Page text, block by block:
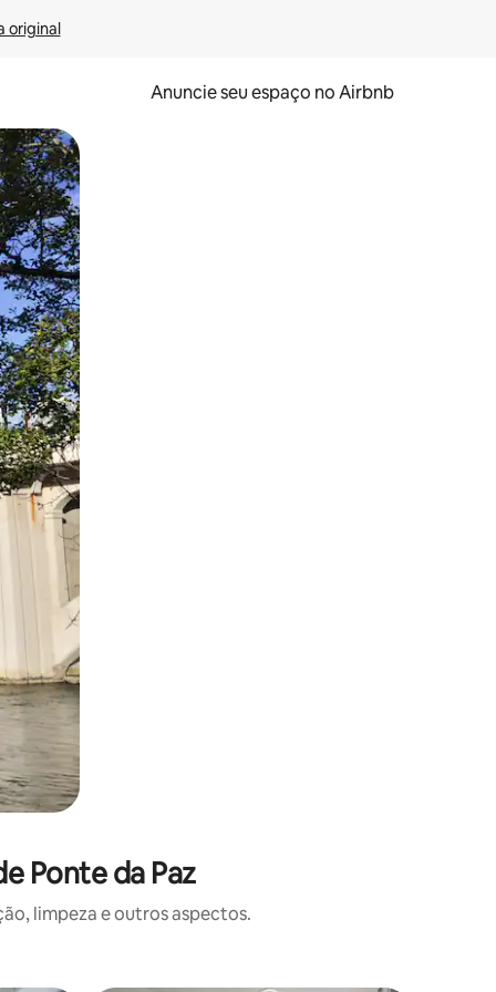
original
Anuncie seu espaço no Airbnb
o dedo na tela.
Ponte da Paz
limpeza e outros aspectos.